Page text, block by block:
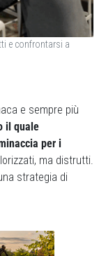
e confrontarsi a
e sempre più
il quale
per i
ma distrutti.
strategia di